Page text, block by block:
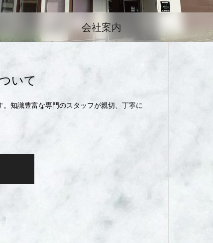
会社案内
いて
知識豊富な専門のスタッフが親切、丁寧に